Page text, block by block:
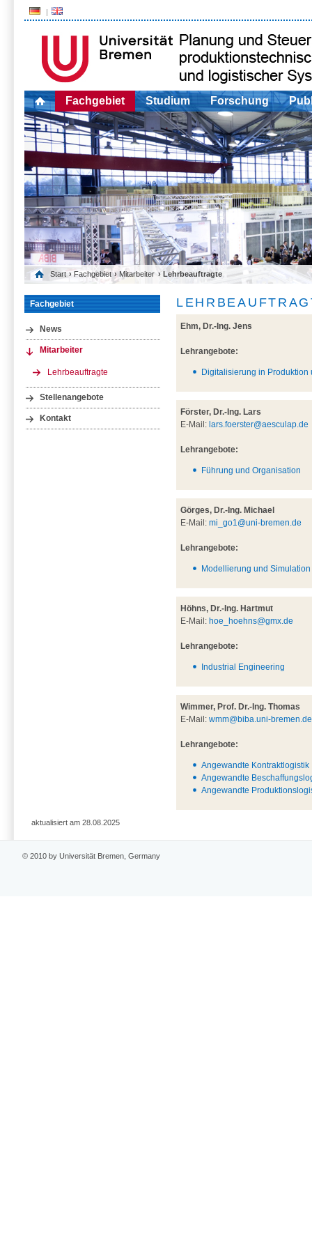
Fachgebiet Studium Forschung
Start › Fachgebiet › Mitarbeiter › Lehrbeauftragte
Fachgebiet
News
Mitarbeiter
Lehrbeauftragte
Stellenangebote
Kontakt
Ehm, Dr.-Ing. Jens
Lehrangebote:
Digitalisierung in Produktion
Förster, Dr.-Ing. Lars
E-Mail: lars.foerster@aesculap.de
Lehrangebote:
Führung und Organisation
Görges, Dr.-Ing. Michael
E-Mail:mi_go1@uni-bremen.de
Lehrangebote:
Modellierung und
Höhns, Dr.-Ing. Hartmut
E-Mail: hoe_hoehns@gmx.de
Lehrangebote:
Industrial Engineering
Wimmer, Prof. Dr.-Ing. Thomas
E-Mail:wmm@biba.uni-bremen.de
Lehrangebote:
Angewandte Kontraktlogistik
Angewandte
Angewandte
aktualisiert am 28.08.2025
© 2010 by Universität Bremen, Germany